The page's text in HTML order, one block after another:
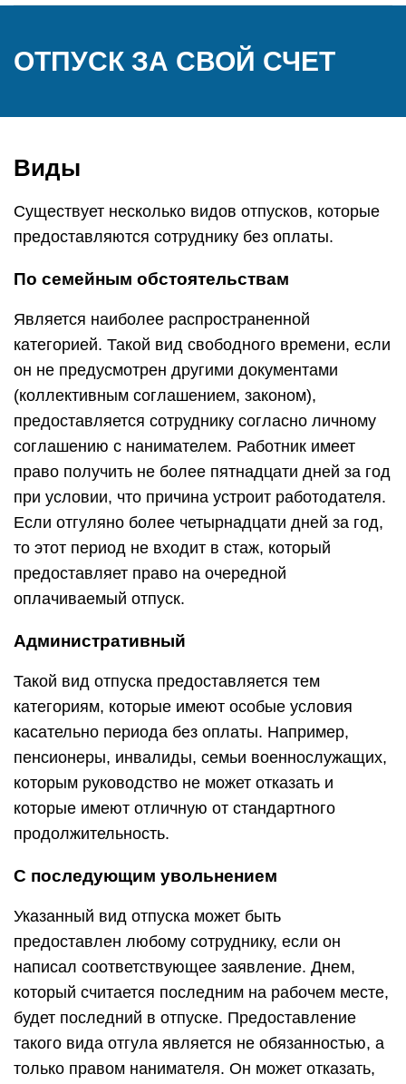
ОТПУСК ЗА СВОЙ СЧЕТ
Виды
Существует несколько видов отпусков, которые
предоставляются сотруднику без оплаты.
По семейным обстоятельствам
Является наиболее распространенной
категорией. Такой вид свободного времени, если
он не предусмотрен другими документами
(коллективным соглашением, законом),
предоставляется сотруднику согласно личному
соглашению с нанимателем. Работник имеет
право получить не более пятнадцати дней за год
при условии, что причина устроит работодателя.
Если отгуляно более четырнадцати дней за год,
то этот период не входит в стаж, который
предоставляет право на очередной
оплачиваемый отпуск.
Административный
Такой вид отпуска предоставляется тем
категориям, которые имеют особые условия
касательно периода без оплаты. Например,
пенсионеры, инвалиды, семьи военнослужащих,
которым руководство не может отказать и
которые имеют отличную от стандартного
продолжительность.
С последующим увольнением
Указанный вид отпуска может быть
предоставлен любому сотруднику, если он
написал соответствующее заявление. Днем,
который считается последним на рабочем месте,
будет последний в отпуске. Предоставление
такого вида отгула является не обязанностью, а
только правом нанимателя. Он может отказать,